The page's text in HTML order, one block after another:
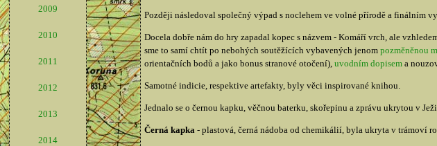
2009
2010
2011
2012
2013
2014
Později následoval společný výpad s noclehem ve volné přírodě a finálním
Docela dobře nám do hry zapadal kopec s názvem - Komáří vrch, ale
sme to samí chtít po nebohých soutěžících vybavených jenom pozměněnou
orientačních bodů a jako bonus stranové otočení), uvodním dopisema
Samotné indicie, respektive artefakty, byly věci inspirované knihou.
Jednalo se o černou kapku, věčnou baterku, skořepinu a zprávu ukrytou v
Černá kapka- plastová, černá nádoba od chemikálií, byla ukryta v trámoví